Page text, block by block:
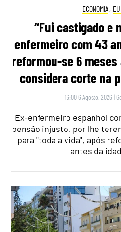
ECONOMIA ,
“Fui castigado e
enfermeiro com 43
reformou-se 6
considera corte na
16:00 6 Agosto, 2026 |
Ex-enfermeiro espanhol
pensão injusto, por lhe
para "toda a vida", após
antes da